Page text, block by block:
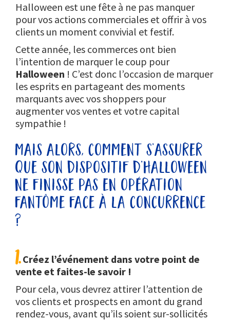
Halloween est une fête à ne pas manquer
pour vos actions commerciales et offrir à vos
clients un moment convivial et festif.
Cette année, les commerces ont bien
l’intention de marquer le coup pour
Halloween ! C’est donc l’occasion de marquer
les esprits en partageant des moments
marquants avec vos shoppers pour
augmenter vos ventes et votre capital
sympathie !
mais alors, comment s’assurer
que son dispositif d’halloween
ne finisse pas en opération
fantôme face à la concurrence
?
1.Créez l’événement dans votre point de
vente et faites-le savoir !
Pour cela, vous devrez attirer l’attention de
vos clients et prospects en amont du grand
rendez-vous, avant qu’ils soient sur-sollicités